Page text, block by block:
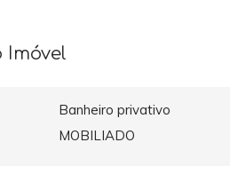
Imóvel
Banheiro privativo
MOBILIADO